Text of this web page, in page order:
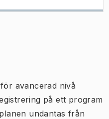
avancerad nivå
på ett program
undantas från